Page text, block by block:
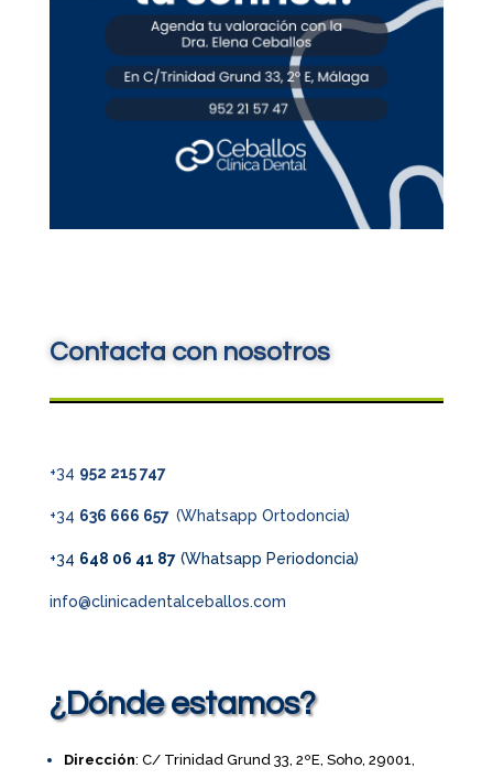
Contacta con nosotros
+34 952 215 747
+34 636 666 657 (Whatsapp Ortodoncia)
+34 648 06 41 87(Whatsapp Periodoncia)
info@clinicadentalceballos.com
¿Dónde estamos?
Dirección: C/ Trinidad Grund 33, 2ºE, Soho, 29001,